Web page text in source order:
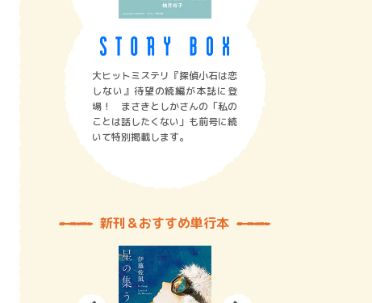
大ヒットミステリ『探偵小石は恋
しない』待望の続編が本誌に登
場！ まさきとしかさんの「私の
ことは話したくない」も前号に続
いて特別掲載します。
新刊＆おすすめ単行本